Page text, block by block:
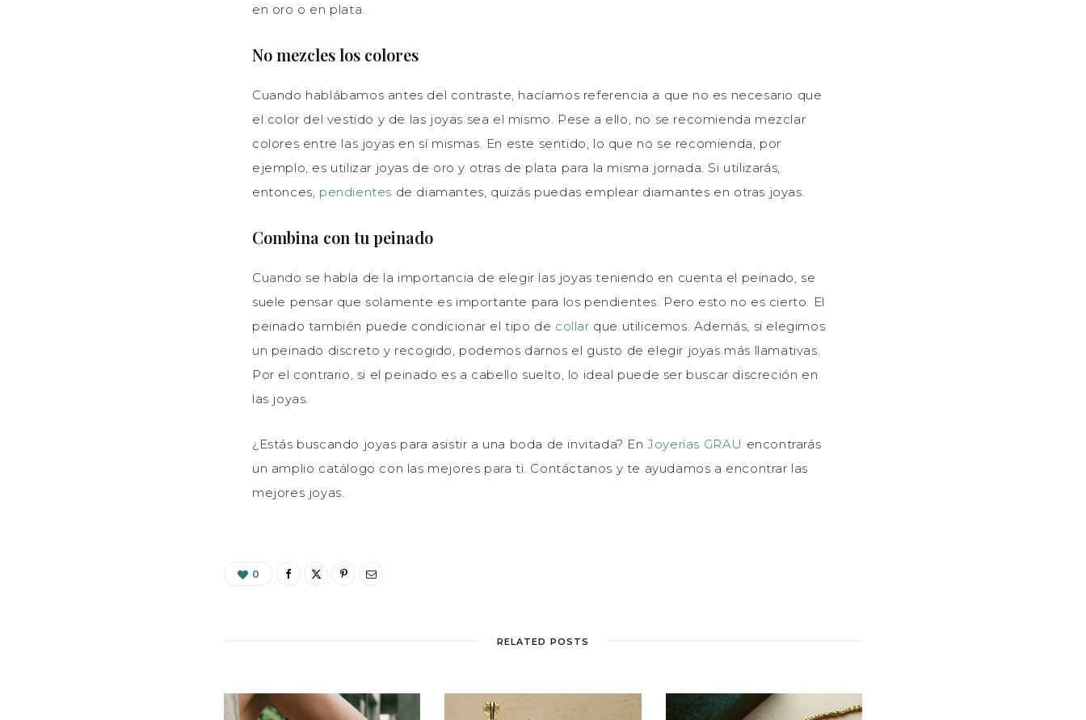
en oro o en plata.
No mezcles los colores
Cuando hablábamos antes del contraste, hacíamos referencia a que no es necesario que
el color del vestido y de las joyas sea el mismo. Pese a ello, no se recomienda mezclar
colores entre las joyas en sí mismas. En este sentido, lo que no se recomienda, por
ejemplo, es utilizar joyas de oro y otras de plata para la misma jornada. Si utilizarás,
entonces, pendientes de diamantes, quizás puedas emplear diamantes en otras joyas.
Combina con tu peinado
Cuando se habla de la importancia de elegir las joyas teniendo en cuenta el peinado, se
suele pensar que solamente es importante para los pendientes. Pero esto no es cierto. El
peinado también puede condicionar el tipo de collar que utilicemos. Además, si elegimos
un peinado discreto y recogido, podemos darnos el gusto de elegir joyas más llamativas.
Por el contrario, si el peinado es a cabello suelto, lo ideal puede ser buscar discreción en
las joyas.
¿Estás buscando joyas para asistir a una boda de invitada? EnJoyerías GRAU encontrarás
un amplio catálogo con las mejores para ti. Contáctanos y te ayudamos a encontrar las
mejores joyas.
0
RELATED POSTS